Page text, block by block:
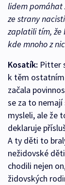
lidem pomáhat
ze strany
zaplatili tím, že
kde mnoho z
Kosatík: Pitter
k těm ostatním
začala
se za to
mysleli, ale že
deklaruje
A ty děti to
nežidovské
chodili nejen
židovských